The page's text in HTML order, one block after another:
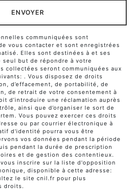
ENVOYER
communiquées sont
vous contacter et sont enregistrées
Elles sont destinées à et ses
but de répondre à votre
collectées seront communiquées aux
. Vous disposez de droits
d’effacement, de portabilité, de
de retrait de votre consentement à
d’introduire une réclamation auprès
ainsi que d’organiser le sort de
Vous pouvez exercer ces droits
ou par courrier électronique à
d'identité pourra vous être
vos données pendant la période
pendant la durée de prescription
et de gestion des contentieux.
inscrire sur la liste d'opposition
disponible à cette adresse:
le site cnil.fr pour plus
droits.